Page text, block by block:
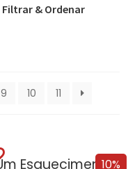
Filtrar & Ordenar
9 10 11
10%
Um Esquecimento Sombrio – Edição com EDGES